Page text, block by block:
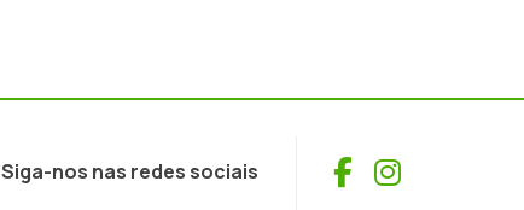
Siga-nos nas redes sociais Facebook
Instagram